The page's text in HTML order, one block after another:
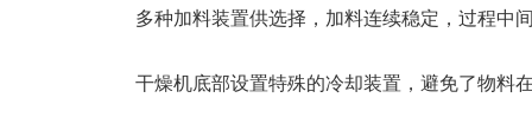
多种加料装置供选择，加料连续稳定，过程中
干燥机底部设置特殊的冷却装置，避免了物料